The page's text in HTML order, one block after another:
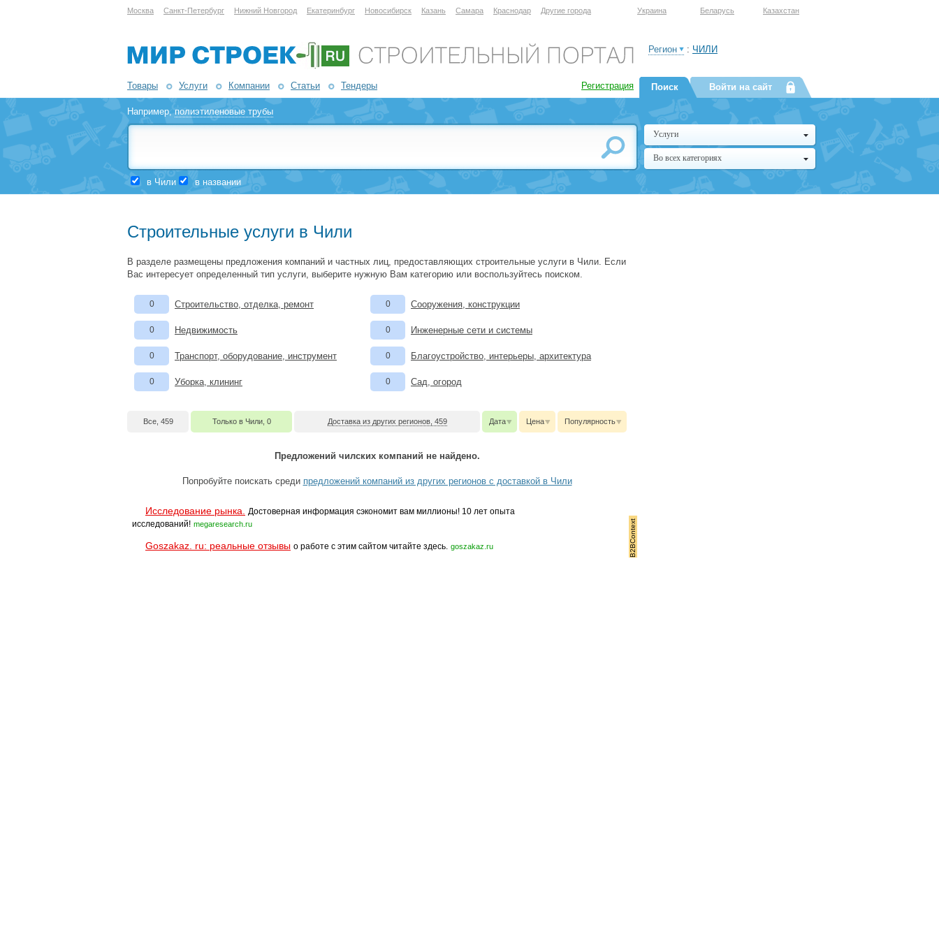
Москва Санкт-Петербург Нижний Новгород Екатеринбург Новосибирск Казань Самара Краснодар Другие города Украина Беларусь Казахстан
Товары Услуги Компании Статьи Тендеры Регистрация
Регион : ЧИЛИ
Например,полиэтиленовые трубы
в Чили в названии
Поиск Войти на сайт
Услуги
Во всех категориях
Строительные услуги в Чили
В разделе размещены предложения компаний и частных лиц, предоставляющих строительные услуги в Чили. Если
Вас интересует определенный тип услуги, выберите нужную Вам категорию или воспользуйтесь поиском.
0 Строительство, отделка, ремонт
0 Недвижимость
0 Транспорт, оборудование, инструмент
0 Уборка, клининг
0 Сооружения, конструкции
0 Инженерные сети и системы
0 Благоустройство, интерьеры, архитектура
0 Сад, огород
Все, 459 Только в Чили, 0 Доставка из других регионов, 459 Дата Цена Популярность
Предложений чилских компаний не найдено.
Попробуйте поискать среди предложений компаний из других регионов с доставкой в Чили
Исследование рынка.
Достоверная информация сэкономит вам миллионы! 10 лет опыта
исследований! megaresearch.ru
Goszakaz. ru: реальные отзывы о работе с этим сайтом читайте здесь. goszakaz.ru